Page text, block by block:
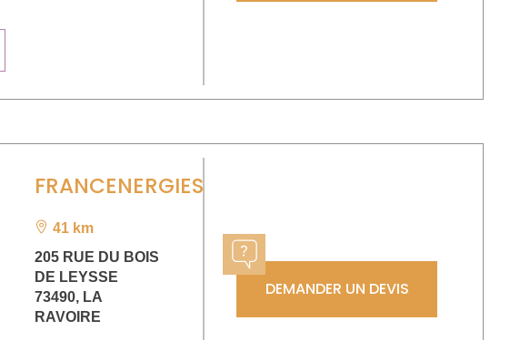
FRANCENERGIES
41 km
205 RUE DU BOIS
DE LEYSSE
73490, LA
RAVOIRE
DEMANDER UN DEVIS